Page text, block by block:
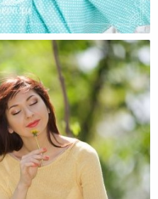
Мать